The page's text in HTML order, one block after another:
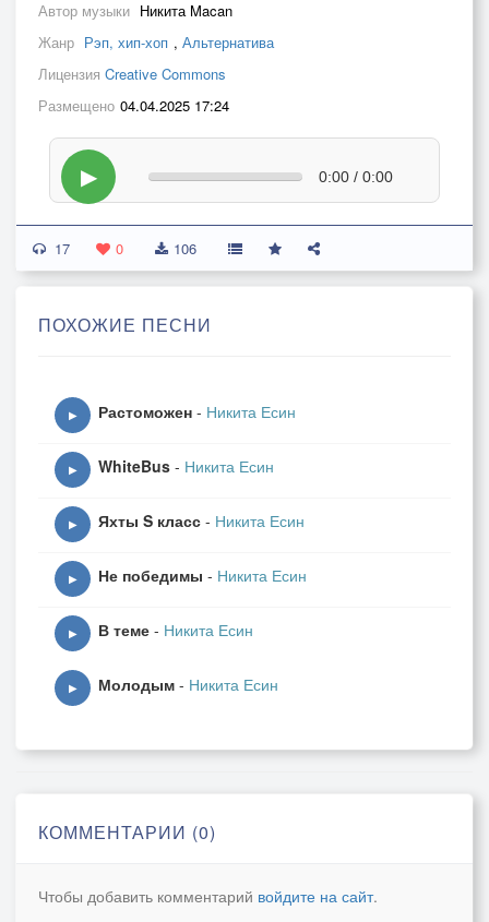
Автор музыки Никита Macan
Жанр Рэп, хип-хоп , Альтернатива
Лицензия Creative Commons
Размещено 04.04.2025 17:24
▶ 0:00 / 0:00
17 0 106
ПОХОЖИЕ ПЕСНИ
▶ Растоможен - Никита Есин
▶ WhiteBus - Никита Есин
▶ Яхты S класс - Никита Есин
▶ Не победимы - Никита Есин
▶ В теме - Никита Есин
▶ Молодым - Никита Есин
КОММЕНТАРИИ (0)
Чтобы добавить комментарий войдите на сайт.